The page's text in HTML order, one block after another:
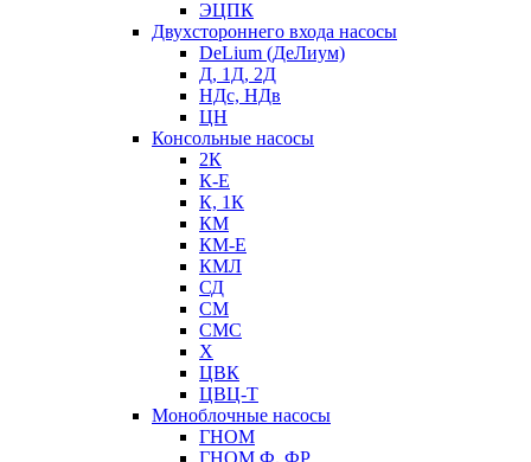
ЭЦПК
Двухстороннего входа насосы
DeLium (ДеЛиум)
Д, 1Д, 2Д
НДс, НДв
ЦН
Консольные насосы
2К
К-Е
К, 1К
КМ
КМ-Е
КМЛ
СД
СМ
СМС
Х
ЦВК
ЦВЦ-Т
Моноблочные насосы
ГНОМ
ГНОМ Ф, ФР